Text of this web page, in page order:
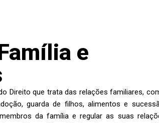
e
Direito que trata das relações familiares,
guarda de filhos, alimentos e
da família e regular as suas